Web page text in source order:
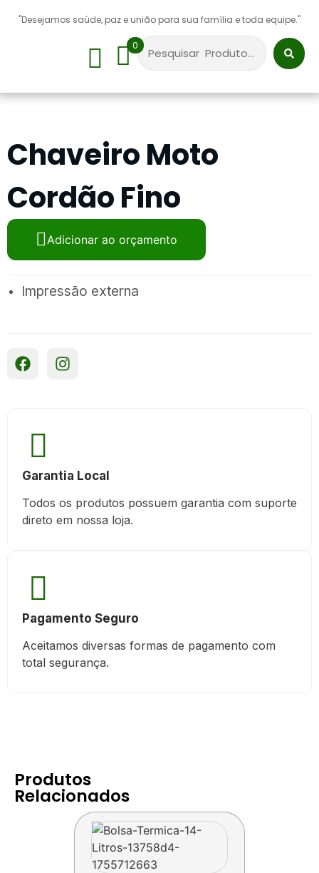
"Desejamos saúde, paz e união para sua família e toda equipe."
0
Chaveiro Moto
Cordão Fino
Adicionar ao orçamento
Impressão externa
Garantia Local
Todos os produtos possuem garantia com suporte
direto em nossa loja.
Pagamento Seguro
Aceitamos diversas formas de pagamento com
total segurança.
Produtos
Relacionados